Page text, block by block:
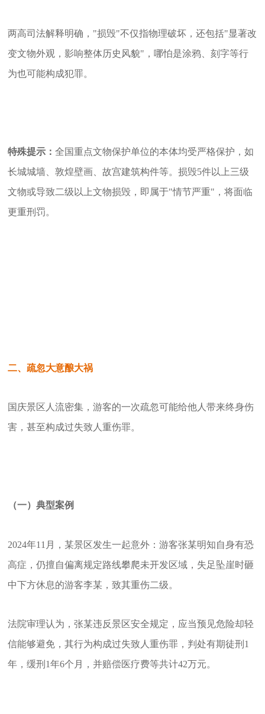
两高司法解释明确，"损毁"不仅指物理破坏，还包括"显著改
变文物外观，影响整体历史风貌"，哪怕是涂鸦、刻字等行
为也可能构成犯罪。
特殊提示：全国重点文物保护单位的本体均受严格保护，如
长城城墙、敦煌壁画、故宫建筑构件等。损毁5件以上三级
文物或导致二级以上文物损毁，即属于"情节严重"，将面临
更重刑罚。
二、疏忽大意酿大祸
国庆景区人流密集，游客的一次疏忽可能给他人带来终身伤
害，甚至构成过失致人重伤罪。
（一）典型案例
2024年11月，某景区发生一起意外：游客张某明知自身有恐
高症，仍擅自偏离规定路线攀爬未开发区域，失足坠崖时砸
中下方休息的游客李某，致其重伤二级。
法院审理认为，张某违反景区安全规定，应当预见危险却轻
信能够避免，其行为构成过失致人重伤罪，判处有期徒刑1
年，缓刑1年6个月，并赔偿医疗费等共计42万元。